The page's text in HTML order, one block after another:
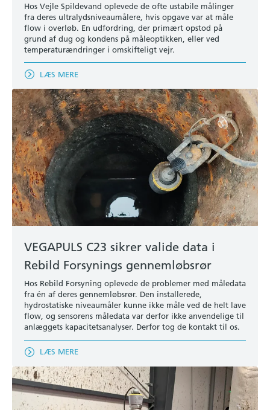
Hos Vejle Spildevand oplevede de ofte ustabile målinger
fra deres ultralydsniveaumålere, hvis opgave var at måle
flow i overløb. En udfordring, der primært opstod på
grund af dug og kondens på måleoptikken, eller ved
temperaturændringer i omskifteligt vejr.
LÆS MERE
VEGAPULS C23 sikrer valide data i
Rebild Forsynings gennemløbsrør
Hos Rebild Forsyning oplevede de problemer med måledata
fra én af deres gennemløbsrør. Den installerede,
hydrostatiske niveaumåler kunne ikke måle ved de helt lave
flow, og sensorens måledata var derfor ikke anvendelige til
anlæggets kapacitetsanalyser. Derfor tog de kontakt til os.
LÆS MERE